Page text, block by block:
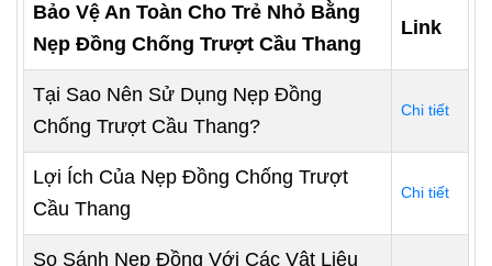
Bảo Vệ An Toàn Cho Trẻ Nhỏ Bằng
Nẹp Đồng Chống Trượt Cầu Thang
Link
Tại Sao Nên Sử Dụng Nẹp Đồng
Chống Trượt Cầu Thang?
Chi tiết
Lợi Ích Của Nẹp Đồng Chống Trượt
Cầu Thang
Chi tiết
So Sánh Nẹp Đồng Với Các Vật Liệu